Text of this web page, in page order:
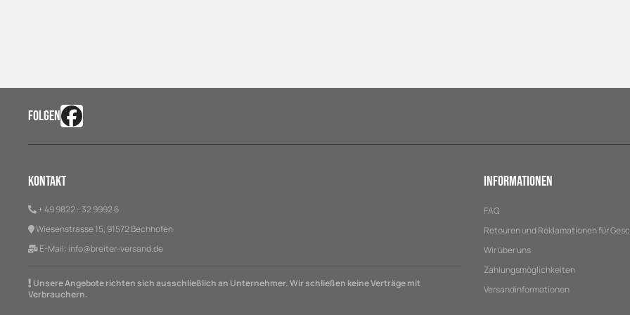
FOLGEN
Kontakt
+ 49 9822 - 32 9992 6
Wiesenstrasse 15, 91572 Bechhofen
E-Mail: info@breiter-versand.de
Unsere Angebote richten sich ausschließlich an Unternehmer. Wir schließen keine Verträge mit
Verbrauchern.
Informationen
FAQ
Retouren und Reklamationen für
Wir über uns
Zahlungsmöglichkeiten
Versandinformationen